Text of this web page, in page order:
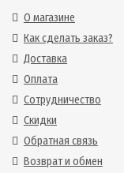
О магазине
Как сделать заказ?
Доставка
Оплата
Сотрудничество
Скидки
Обратная связь
Возврат и обмен